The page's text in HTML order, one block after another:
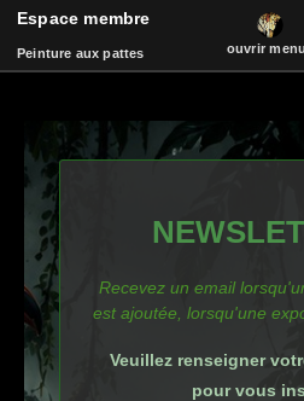
Espace membre
Peinture aux pattes ouvrir
Espace membre
Peinture aux pattes
Coque de téléphone
Événements
Livre d'or
Passer
au
principal
ART
Recevez un email
est ajoutée, lorsqu'une
Veuillez renseigner
pour vous